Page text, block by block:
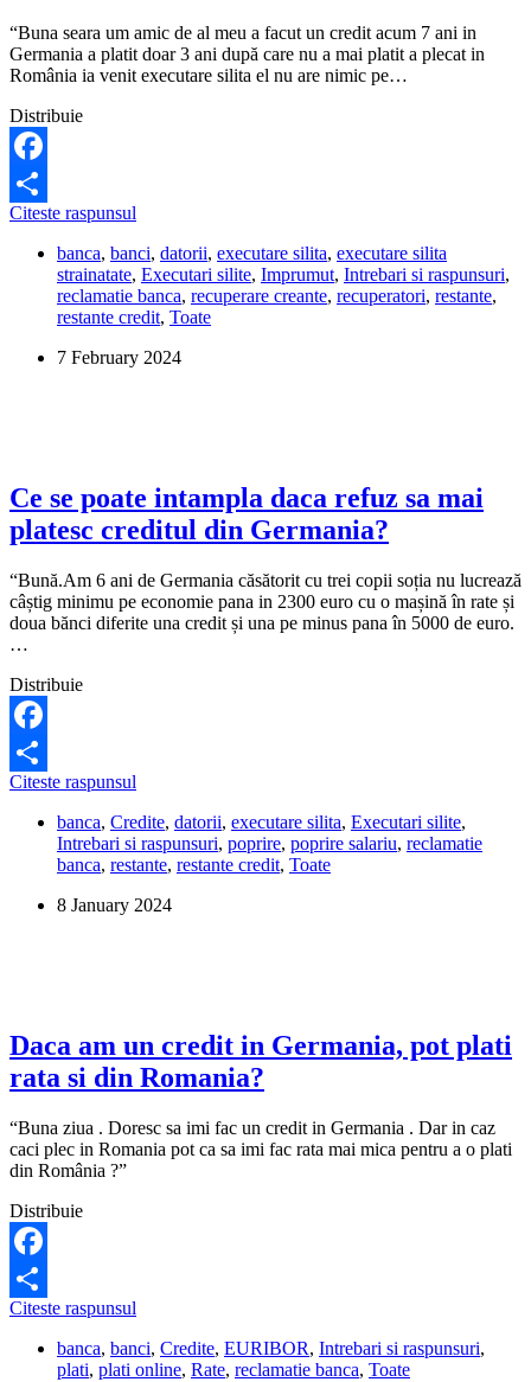
“Buna seara um amic de al meu a facut un credit acum 7 ani in
Germania a platit doar 3 ani după care nu a mai platit a plecat in
România ia venit executare silita el nu are nimic pe…
Distribuie
Facebook
Share
Citeste raspunsul
platesc
un
credit
din
imi
arestare?
banca, banci, datorii, executare silita, executare silita
strainatate, Executari silite, Imprumut, Intrebari si raspunsuri,
reclamatie banca, recuperare creante, recuperatori, restante,
restante credit, Toate
7 February 2024
Ce se poate intampla daca refuz sa mai
platesc creditul din Germania?
“Bună.Am 6 ani de Germania căsătorit cu trei copii soția nu lucrează
câștig minimu pe economie pana in 2300 euro cu o mașină în rate și
doua bănci diferite una credit și una pe minus pana în 5000 de euro.
…
Distribuie
Facebook
Share
Citeste raspunsul
poate
intampla
daca
sa
banca, Credite, datorii, executare silita, Executari silite,
Intrebari si raspunsuri, poprire, poprire salariu, reclamatie
banca, restante, restante credit, Toate
8 January 2024
Daca am un credit in Germania, pot plati
rata si din Romania?
“Buna ziua . Doresc sa imi fac un credit in Germania . Dar in caz
caci plec in Romania pot ca sa imi fac rata mai mica pentru a o plati
din România ?”
Distribuie
Facebook
Share
Citeste raspunsul
un
credit
banca, banci, Credite, EURIBOR, Intrebari si raspunsuri,
plati, plati online, Rate, reclamatie banca, Toate